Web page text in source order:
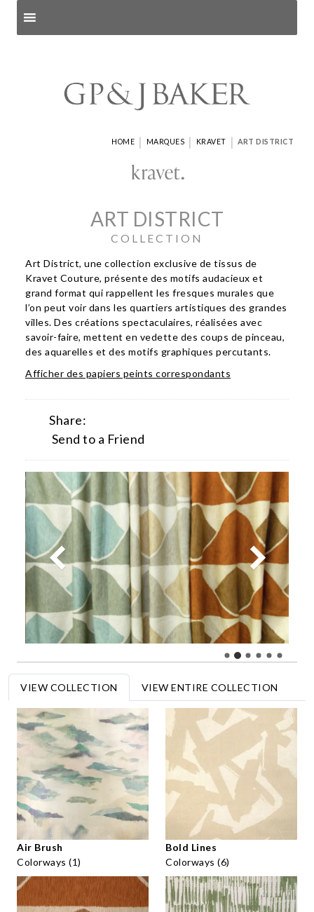
HOME | MARQUES | KRAVET | ART DISTRICT
ART DISTRICT
COLLECTION
Art District, une collection exclusive de tissus de
Kravet Couture, présente des motifs audacieux et
grand format qui rappellent les fresques murales que
l’on peut voir dans les quartiers artistiques des grandes
villes. Des créations spectaculaires, réalisées avec
savoir-faire, mettent en vedette des coups de pinceau,
des aquarelles et des motifs graphiques percutants.
Afficher des papiers peints correspondants
Share:
Send to a Friend
VIEW COLLECTION VIEW ENTIRE COLLECTION
Air Brush
Colorways (1)
Bold Lines
Colorways (6)